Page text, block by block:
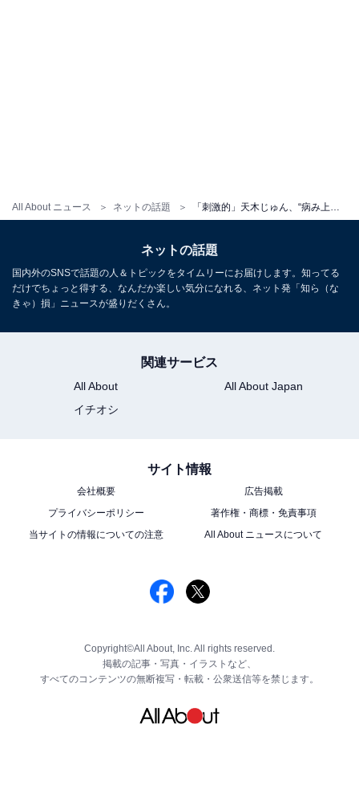
All About ニュース ネットの話題
ネットの話題
国内外のSNSで話題の人＆トピックをタイムリーにお届けします。知ってる
だけでちょっと得する、なんだか楽しい気分になれる、ネット発「知ら（な
きゃ）損」ニュースが盛りだくさん。
関連サービス
All About
All About Japan
イチオシ
サイト情報
会社概要
広告掲載
プライバシーポリシー
著作権・商標・免責事項
当サイトの情報についての注意
All About ニュースについて
Copyright©All About, Inc. All rights reserved.
掲載の記事・写真・イラストなど、
すべてのコンテンツの無断複写・転載・公衆送信等を禁じます。